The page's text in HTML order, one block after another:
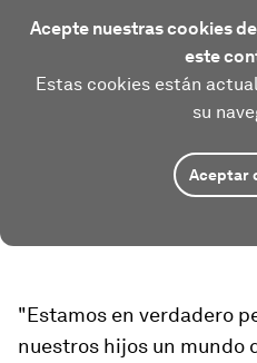
Acepte nuestras cookies
este
Estas cookies están
su
Aceptar
"Estamos en verdadero
nuestros hijos un mundo